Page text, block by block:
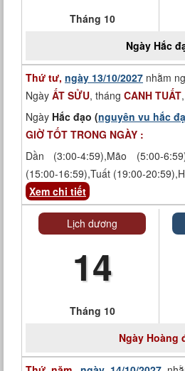
Tháng 10
Ngày Hắc
Thứ tư, ngày 13/10/2027 nhằm
Ngày ẤT SỬU, tháng CANH TUẤT
Ngày Hắc đạo (nguyên vu hắc
GIỜ TỐT TRONG NGÀY :
Dần (3:00-4:59),Mão (5:00-
(15:00-16:59),Tuất (19:00-
Xem chi tiết
Lịch dương
14
Tháng 10
Ngày Hoàng